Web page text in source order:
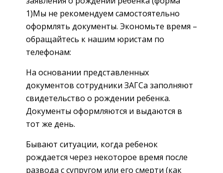
1)Мы не рекомендуем самостоятельно
оформлять документы. Экономьте время –
обращайтесь к нашим юристам по
телефонам:
На основании представленных
документов сотрудники ЗАГСа заполняют
свидетельство о рождении ребенка.
Документы оформляются и выдаются в
тот же день.
Бывают ситуации, когда ребенок
рождается через некоторое время после
развода с супругом или его смерти (как